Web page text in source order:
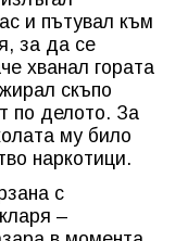
и пътувал към
за да се
хванал гората
скъпо
по делото. За
му било
наркотици.
с
–